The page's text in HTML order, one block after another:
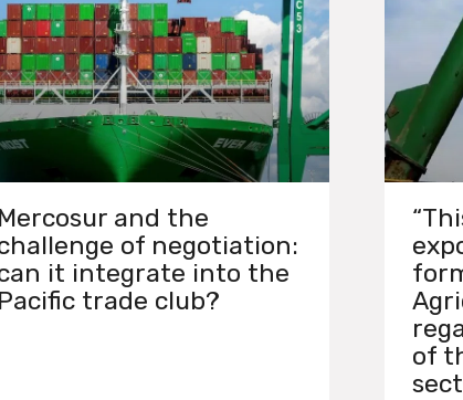
Mercosur and the
of negotiation:
it integrate into the
Pacific trade club?
of